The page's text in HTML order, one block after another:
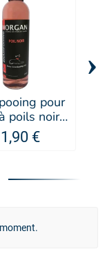
pour
poils noirs
€
›